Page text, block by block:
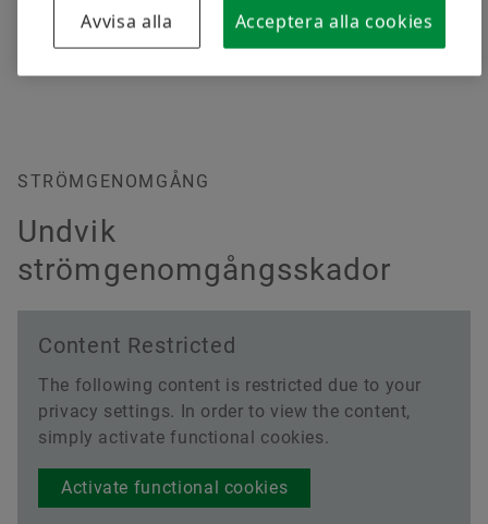
STRÖMGENOMGÅNG
Undvik
strömgenomgångsskador
Content Restricted
The following content is restricted due to your
privacy settings. In order to view the content,
simply activate functional cookies.
Activate functional cookies
Avvisa alla Acceptera alla cookies